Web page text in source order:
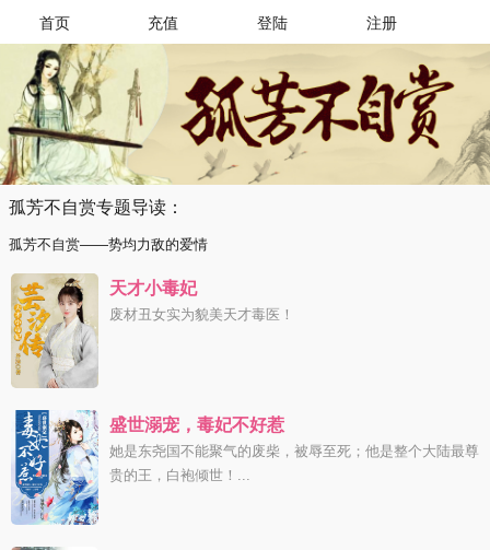
首页 充值 登陆 注册
孤芳不自赏专题导读：
孤芳不自赏——势均力敌的爱情
天才小毒妃
废材丑女实为貌美天才毒医！
盛世溺宠，毒妃不好惹
她是东尧国不能聚气的废柴，被辱至死；他是整个大陆最尊
贵的王，白袍倾世！...